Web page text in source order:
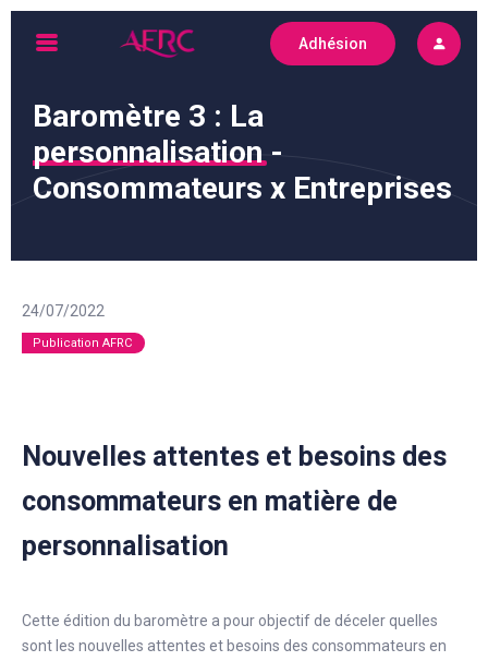
Adhésion
personnalisation-
Consommateurs x Entreprises
24/07/2022
Publication AFRC
Nouvelles attentes et besoins des
consommateurs en matière de
personnalisation
Cette édition du baromètre a pour objectif de déceler quelles
sont les nouvelles attentes et besoins des consommateurs en